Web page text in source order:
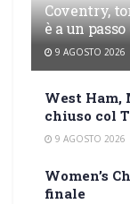
Coventry,
è a un
9 AGOSTO 2026
West Ham,
chiuso col
9 AGOSTO 2026
Women’s
finale